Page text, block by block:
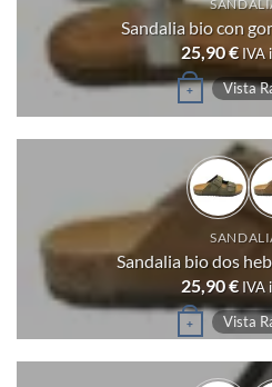
página
de
Las
se
pueden
elegir
en
la
página
de
Sandalia bio con
25,90€ IVA
+
Este
tiene
múltiples
Las
se
pueden
elegir
en
Vista
Sandalia bio dos
25,90€ IVA
+
Este
tiene
Vista